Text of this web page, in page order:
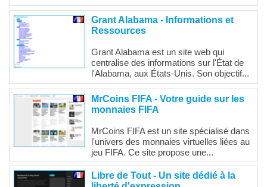
Grant Alabama - Informations et
Ressources
Grant Alabama est un site web qui
centralise des informations sur l'État de
l'Alabama, aux États-Unis. Son objectif...
MrCoins FIFA - Votre guide sur les
monnaies FIFA
MrCoins FIFA est un site spécialisé dans
l'univers des monnaies virtuelles liées au
jeu FIFA. Ce site propose une...
Libre de Tout - Un site dédié à la